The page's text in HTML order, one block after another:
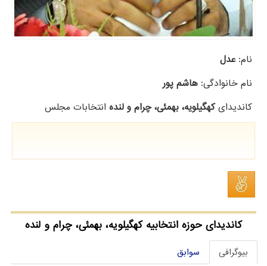
نام: عدل
نام خانوادگی: هاشم پور
کاندیدایکهگیلویه، بهمئی، چرام و لنده انتخابات مجلس
کاندیدای حوزه انتخابیه کهگیلویه، بهمئی، چرام و لنده
بیوگرافی سوابق